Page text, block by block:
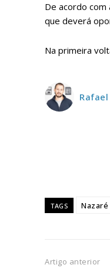
De acordo
que deverá
Na primeira
TAGS Nazaré
Artigo anterior